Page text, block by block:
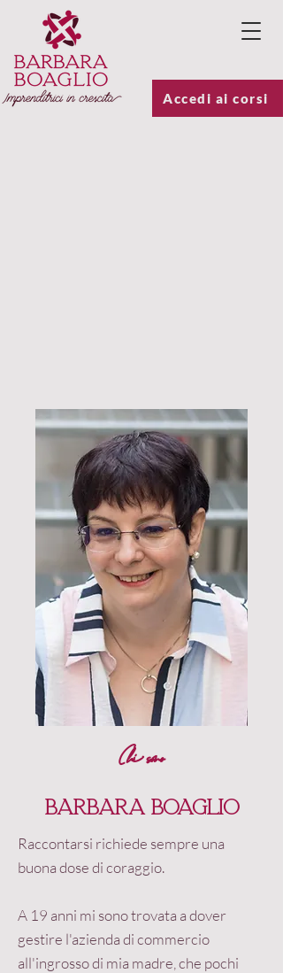
Accedi ai corsi
Chi sono
barbara Boaglio
Raccontarsi richiede sempre una
buona dose di coraggio.
A 19 anni mi sono trovata a dover
gestire l'azienda di commercio
all'ingrosso di mia madre, che pochi